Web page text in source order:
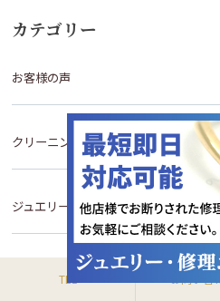
カテゴリー
お客様の声
クリーニング
ジュエリーリフォーム
シルバーリング手作り体験コース
TEL